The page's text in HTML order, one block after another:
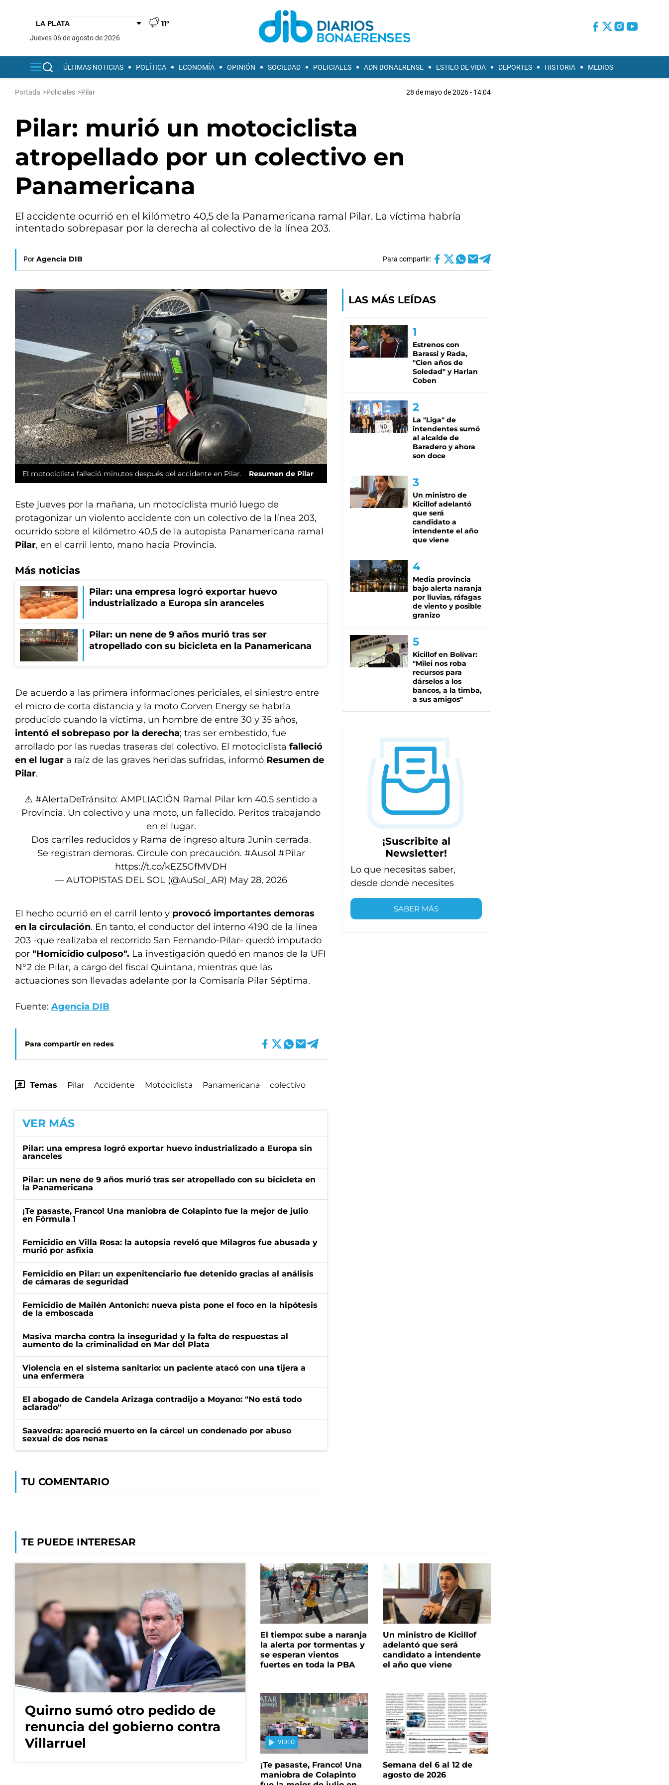
11°
jueves 06 de agosto de 2026
ÚLTIMAS NOTICIAS POLÍTICA ECONOMÍA OPINIÓN SOCIEDAD POLICIALES ADN BONAERENSE ESTILO DE VIDA DEPORTES HISTORIA MEDIOS
Portada >Policiales >Pilar 28 de mayo de 2026 - 14:04
Pilar: murió un motociclista
atropellado por un colectivo en
Panamericana
El accidente ocurrió en el kilómetro 40,5 de la Panamericana ramal Pilar. La víctima habría
intentado sobrepasar por la derecha al colectivo de la línea 203.
Por Agencia DIB Para compartir:
El motociclista falleció minutos después del accidente en Pilar. Resumen de Pilar
Este jueves por la mañana, un motociclista murió luego de
protagonizar un violento accidente con un colectivo de la línea 203,
ocurrido sobre el kilómetro 40,5 de la autopista Panamericana ramal
Pilar, en el carril lento, mano hacia Provincia.
Más noticias
Pilar: una empresa logró exportar huevo
industrializado a Europa sin aranceles
Pilar: un nene de 9 años murió tras ser
atropellado con su bicicleta en la Panamericana
De acuerdo a las primera informaciones periciales, el siniestro entre
el micro de corta distancia y la moto Corven Energy se habría
producido cuando la víctima, un hombre de entre 30 y 35 años,
intentó el sobrepaso por la derecha; tras ser embestido, fue
arrollado por las ruedas traseras del colectivo. El motociclista falleció
en el lugar a raíz de las graves heridas sufridas, informó Resumen de
Pilar.
️⚠️ #AlertaDeTránsito: AMPLIACIÓN Ramal Pilar km 40.5 sentido a
Provincia. Un colectivo y una moto, un fallecido. Peritos trabajando
en el lugar.
Dos carriles reducidos y Rama de ingreso altura Junin cerrada.
Se registran demoras. Circule con precaución. #Ausol #Pilar
https://t.co/kEZ5GfMVDH
— AUTOPISTAS DEL SOL (@AuSol_AR) May 28, 2026
El hecho ocurrió en el carril lento y provocó importantes demoras
en la circulación. En tanto, el conductor del interno 4190 de la línea
203 -que realizaba el recorrido San Fernando-Pilar- quedó imputado
por "Homicidio culposo". La investigación quedó en manos de la UFI
N°2 de Pilar, a cargo del fiscal Quintana, mientras que las
actuaciones son llevadas adelante por la Comisaría Pilar Séptima.
Fuente: Agencia DIB
Para compartir en redes
Temas Pilar Accidente Motociclista Panamericana colectivo
VER MÁS
Pilar: una empresa logró exportar huevo industrializado a Europa sin
aranceles
Pilar: un nene de 9 años murió tras ser atropellado con su bicicleta en
la Panamericana
¡Te pasaste, Franco! Una maniobra de Colapinto fue la mejor de julio
en Fórmula 1
Femicidio en Villa Rosa: la autopsia reveló que Milagros fue abusada y
murió por asfixia
Femicidio en Pilar: un expenitenciario fue detenido gracias al análisis
de cámaras de seguridad
Femicidio de Mailén Antonich: nueva pista pone el foco en la hipótesis
de la emboscada
Masiva marcha contra la inseguridad y la falta de respuestas al
aumento de la criminalidad en Mar del Plata
Violencia en el sistema sanitario: un paciente atacó con una tijera a
una enfermera
El abogado de Candela Arizaga contradijo a Moyano: "No está todo
aclarado"
Saavedra: apareció muerto en la cárcel un condenado por abuso
sexual de dos nenas
TU COMENTARIO
LAS MÁS LEÍDAS
Estrenos con
Barassi y Rada,
"Cien años de
Soledad" y Harlan
Coben
La "Liga" de
intendentes sumó
al alcalde de
Baradero y ahora
son doce
Un ministro de
Kicillof adelantó
que será
candidato a
intendente el año
que viene
Media provincia
bajo alerta naranja
por lluvias, ráfagas
de viento y posible
granizo
Kicillof en Bolívar:
"Milei nos roba
recursos para
dárselos a los
bancos, a la timba,
a sus amigos"
¡Suscribite al
Newsletter!
Lo que necesitas saber,
desde donde necesites
SABER MÁS
TE PUEDE INTERESAR
Quirno sumó otro pedido de
renuncia del gobierno contra
Villarruel
El tiempo: sube a naranja
la alerta por tormentas y
se esperan vientos
fuertes en toda la PBA
Un ministro de Kicillof
adelantó que será
candidato a intendente
el año que viene
VIDEO
¡Te pasaste, Franco! Una
maniobra de Colapinto
Semana del 6 al 12 de
agosto de 2026